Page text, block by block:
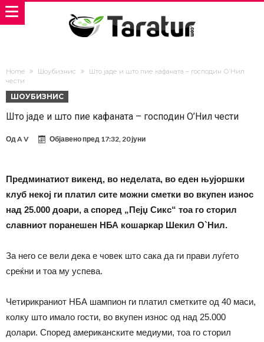
Home Шоубизнис
Што јаде и што пие кафаната – господин О’Нил
чести
ШОУБИЗНИС
Што јаде и што пие кафаната – господин О’Нил чести
ОдA V Објавено пред 17:32, 20 јуни
Предминатиот викенд, во неделата, во еден њујоршки
клуб некој ги платил сите можни сметки во вкупен износ
над 25.000 доари, а според „Пејџ Сикс“ тоа го сторил
славниот поранешен НБА кошаркар Шекил О`Нил.
За него се вели дека е човек што сака да ги прави луѓето
среќни и тоа му успева.
Четирикраниот НБА шампион ги платил сметките од 40 маси,
колку што имало гости, во вкупен износ од над 25.000
долари. Според американските медиуми, тоа го сторил